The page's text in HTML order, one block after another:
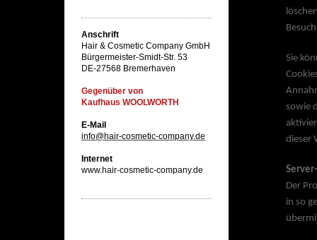
Anschrift
Hair & Cosmetic Company GmbH
Bürgermeister-Smidt-Str. 53
DE-27568 Bremerhaven
Gegenüber von
Kaufhaus WOOLWORTH
E-Mail
info@hair-cosmetic-company.de
Internet
www.hair-cosmetic-company.de
Sie
sowie
dieser
Der
in so